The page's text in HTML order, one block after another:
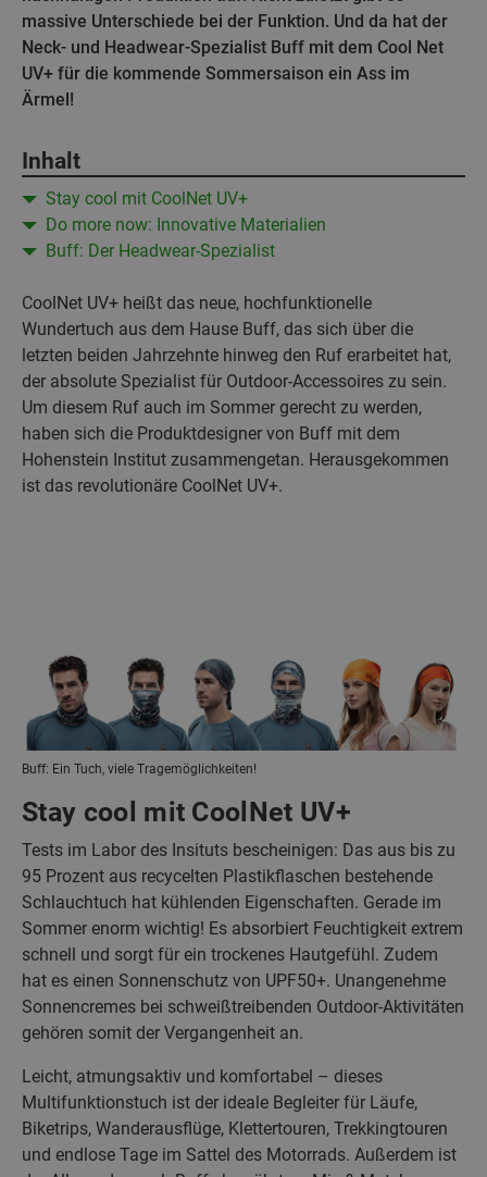
massive Unterschiede bei der Funktion. Und da hat der
Neck- und Headwear-Spezialist Buff mit dem Cool Net
UV+ für die kommende Sommersaison ein Ass im
Ärmel!
Inhalt
Stay cool mit CoolNet UV+
Do more now: Innovative Materialien
Buff: Der Headwear-Spezialist
CoolNet UV+ heißt das neue, hochfunktionelle
Wundertuch aus dem Hause Buff, das sich über die
letzten beiden Jahrzehnte hinweg den Ruf erarbeitet hat,
der absolute Spezialist für Outdoor-Accessoires zu sein.
Um diesem Ruf auch im Sommer gerecht zu werden,
haben sich die Produktdesigner von Buff mit dem
Hohenstein Institut zusammengetan. Herausgekommen
ist das revolutionäre CoolNet UV+.
Buff: Ein Tuch, viele Tragemöglichkeiten!
Stay cool mit CoolNet UV+
Tests im Labor des Insituts bescheinigen: Das aus bis zu
95 Prozent aus recycelten Plastikflaschen bestehende
Schlauchtuch hat kühlenden Eigenschaften. Gerade im
Sommer enorm wichtig! Es absorbiert Feuchtigkeit extrem
schnell und sorgt für ein trockenes Hautgefühl. Zudem
hat es einen Sonnenschutz von UPF50+. Unangenehme
Sonnencremes bei schweißtreibenden Outdoor-Aktivitäten
gehören somit der Vergangenheit an.
Leicht, atmungsaktiv und komfortabel – dieses
Multifunktionstuch ist der ideale Begleiter für Läufe,
Biketrips, Wanderausflüge, Klettertouren, Trekkingtouren
und endlose Tage im Sattel des Motorrads. Außerdem ist